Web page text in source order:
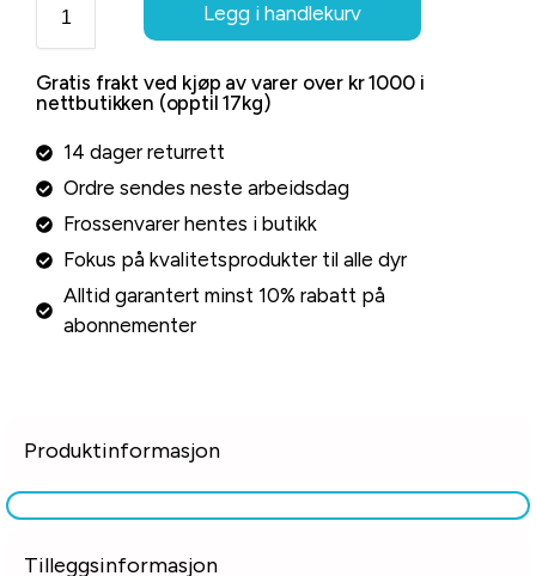
Legg i handlekurv
Gratis frakt ved kjøp av varer over kr 1000 i
nettbutikken (opptil 17kg)
14 dager returrett
Ordre sendes neste arbeidsdag
Frossenvarer hentes i butikk
Fokus på kvalitetsprodukter til alle dyr
Alltid garantert minst 10% rabatt på
abonnementer
Produktinformasjon
Tilleggsinformasjon